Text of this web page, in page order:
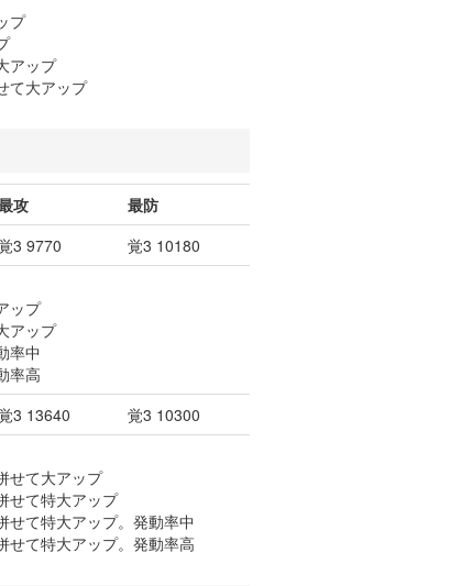
プ
アップ
て大アップ
攻
最防
3 9770
覚3 10180
ップ
アップ
率中
率高
3 13640
覚3 10300
せて大アップ
せて特大アップ
せて特大アップ。発動率中
せて特大アップ。発動率高